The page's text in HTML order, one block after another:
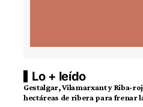
Lo + leído
Gestalgar, Vilamarxant y Riba-
hectáreas de ribera para frenar